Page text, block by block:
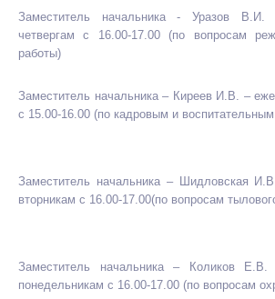
Заместитель начальника - Уразов
четвергам с 16.00-17.00 (по вопросам
работы)
Заместитель начальника – Киреев И.В. –
с 15.00-16.00 (по кадровым и
Заместитель начальника – Шидловская
вторникам с 16.00-17.00(по вопросам
Заместитель начальника – Коликов
понедельникам с 16.00-17.00 (по вопросам